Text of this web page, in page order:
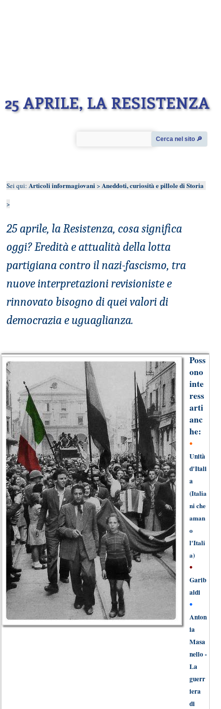
25 APRILE, LA RESISTENZA
Cerca nel sito 🔎︎
Sei qui: Articoli informagiovani > Aneddoti, curiosità e pillole di Storia
>
25 aprile, la Resistenza, cosa significa
oggi? Eredità e attualità della lotta
partigiana contro il nazi-fascismo, tra
nuove interpretazioni revisioniste e
rinnovato bisogno di quei valori di
democrazia e uguaglianza.
Poss
ono
inte
ress
arti
anc
he:
•
Unità
d'Itali
a
(Italia
ni che
aman
o
l'Itali
a)
•
Garib
aldi
•
Anton
ia
Masa
nello -
La
guerr
iera
di